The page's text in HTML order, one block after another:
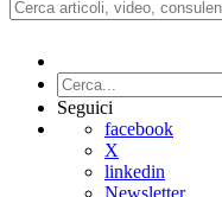
Seguici
facebook
X
linkedin
Newsletter